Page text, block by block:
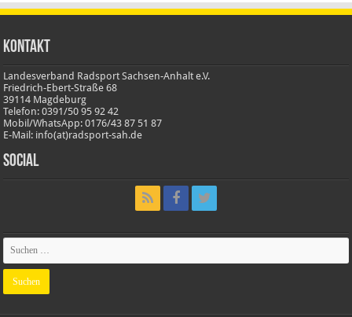
Kontakt
Landesverband Radsport Sachsen-Anhalt e.V.
Friedrich-Ebert-Straße 68
39114 Magdeburg
Telefon: 0391/50 95 92 42
Mobil/WhatsApp: 0176/43 87 51 87
E-Mail: info(at)radsport-sah.de
Social